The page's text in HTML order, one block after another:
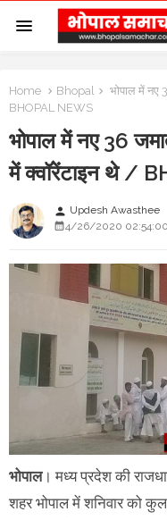
Home Bhopal
भोपाल में नए
BHOPAL NEWS
भोपाल में नए 36
में क्वॉरेंटाइन थे /
person Updesh Awasthee
4/26/2020
भोपाल। मध्य प्रदेश की
शहर भोपाल में शनिवार को